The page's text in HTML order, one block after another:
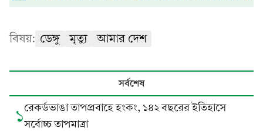
বিষয়: ডেঙ্গু মৃত্যু আমার দেশ
সর্বশেষ
১রেকর্ডভাঙা তাপপ্রবাহে হংকং, ১৪২ বছরের ইতিহাসে
সর্বোচ্চ তাপমাত্রা